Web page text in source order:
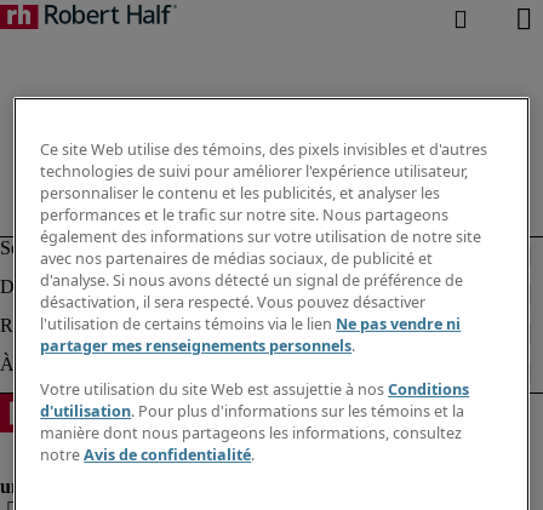
Ce site Web utilise des témoins, des pixels invisibles et d'autres
technologies de suivi pour améliorer l'expérience utilisateur,
personnaliser le contenu et les publicités, et analyser les
performances et le trafic sur notre site. Nous partageons
également des informations sur votre utilisation de notre site
avec nos partenaires de médias sociaux, de publicité et
d'analyse. Si nous avons détecté un signal de préférence de
désactivation, il sera respecté. Vous pouvez désactiver
l'utilisation de certains témoins via le lien Ne pas vendre ni
partager mes renseignements personnels.
Votre utilisation du site Web est assujettie à nosConditions
d'utilisation. Pour plus d'informations sur les témoins et la
manière dont nous partageons les informations, consultez
notreAvis de confidentialité.